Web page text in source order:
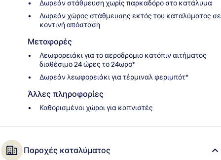
Δωρεάν στάθμευση χωρίς παρκαδόρο στο κατάλυμα
Δωρεάν χώρος στάθμευσης εκτός του καταλύματος σε
κοντινή απόσταση
Μεταφορές
Λεωφορειάκι για το αεροδρόμιο κατόπιν αιτήματος
διαθέσιμο 24 ώρες το 24ωρο*
Δωρεάν λεωφορειάκι για τέρμιναλ φεριμπότ*
Άλλες πληροφορίες
Καθορισμένοι χώροι για καπνιστές
Παροχές καταλύματος